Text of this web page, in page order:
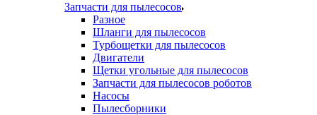
Запчасти для пылесосов
Разное
Шланги для пылесосов
Турбощетки для пылесосов
Двигатели
Щетки угольные для пылесосов
Запчасти для пылесосов роботов
Насосы
Пылесборники